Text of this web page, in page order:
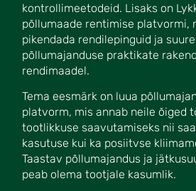
kontrollimeetodeid. Lisaks on
põllumaade rentimise platvormi,
pikendada rendilepinguid ja
põllumajanduse praktikate
rendimaadel.
Tema eesmärk on luua
platvorm, mis annab neile õiged
tootlikkuse saavutamiseks nii
kasutuse kui ka posiitvse
Taastav põllumajandus ja
peab olema tootjale kasumlik.